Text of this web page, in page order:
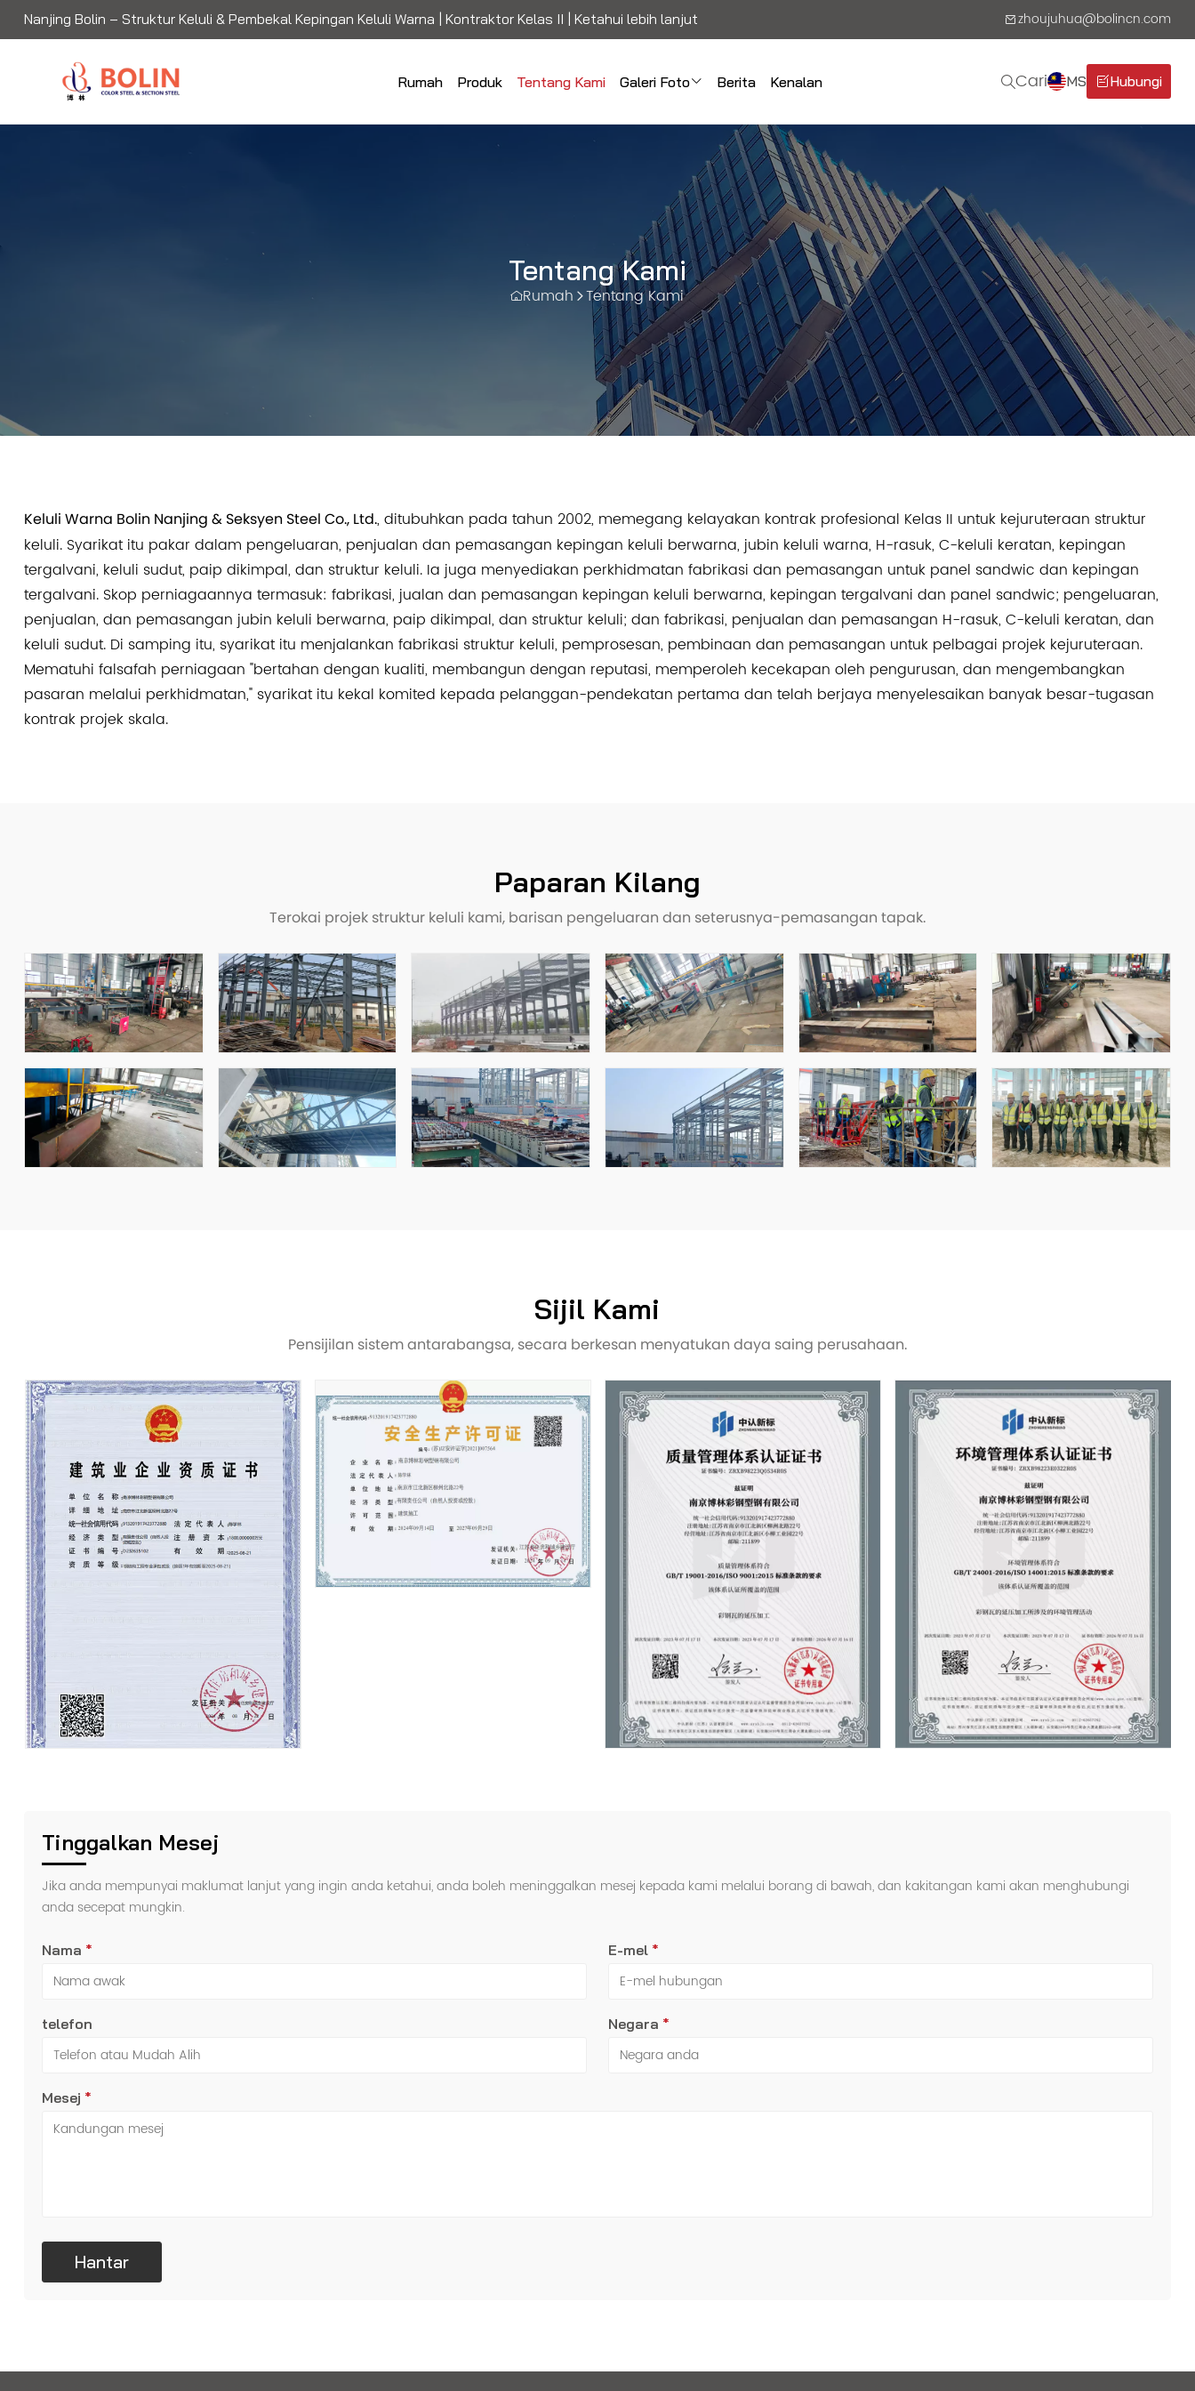
Nanjing Bolin – Struktur Keluli & Pembekal Kepingan Keluli Warna | Kontraktor Kelas II | Ketahui lebih lanjut zhoujuhua@bolincn.com
Rumah Produk Tentang Kami Galeri Foto Berita Kenalan Cari MS Hubungi
Tentang Kami
Rumah Tentang Kami
Keluli Warna Bolin Nanjing & Seksyen Steel Co., Ltd., ditubuhkan pada tahun 2002, memegang kelayakan kontrak profesional Kelas II untuk kejuruteraan struktur
keluli. Syarikat itu pakar dalam pengeluaran, penjualan dan pemasangan kepingan keluli berwarna, jubin keluli warna, H-rasuk, C-keluli keratan, kepingan
tergalvani, keluli sudut, paip dikimpal, dan struktur keluli. Ia juga menyediakan perkhidmatan fabrikasi dan pemasangan untuk panel sandwic dan kepingan
tergalvani. Skop perniagaannya termasuk: fabrikasi, jualan dan pemasangan kepingan keluli berwarna, kepingan tergalvani dan panel sandwic; pengeluaran,
penjualan, dan pemasangan jubin keluli berwarna, paip dikimpal, dan struktur keluli; dan fabrikasi, penjualan dan pemasangan H-rasuk, C-keluli keratan, dan
keluli sudut. Di samping itu, syarikat itu menjalankan fabrikasi struktur keluli, pemprosesan, pembinaan dan pemasangan untuk pelbagai projek kejuruteraan.
Mematuhi falsafah perniagaan "bertahan dengan kualiti, membangun dengan reputasi, memperoleh kecekapan oleh pengurusan, dan mengembangkan
pasaran melalui perkhidmatan," syarikat itu kekal komited kepada pelanggan-pendekatan pertama dan telah berjaya menyelesaikan banyak besar-tugasan
kontrak projek skala.
Paparan Kilang
Terokai projek struktur keluli kami, barisan pengeluaran dan seterusnya-pemasangan tapak.
Sijil Kami
Pensijilan sistem antarabangsa, secara berkesan menyatukan daya saing perusahaan.
Tinggalkan Mesej
Jika anda mempunyai maklumat lanjut yang ingin anda ketahui, anda boleh meninggalkan mesej kepada kami melalui borang di bawah, dan kakitangan kami akan menghubungi
anda secepat mungkin.
Nama * E-mel *
telefon Negara *
Mesej *